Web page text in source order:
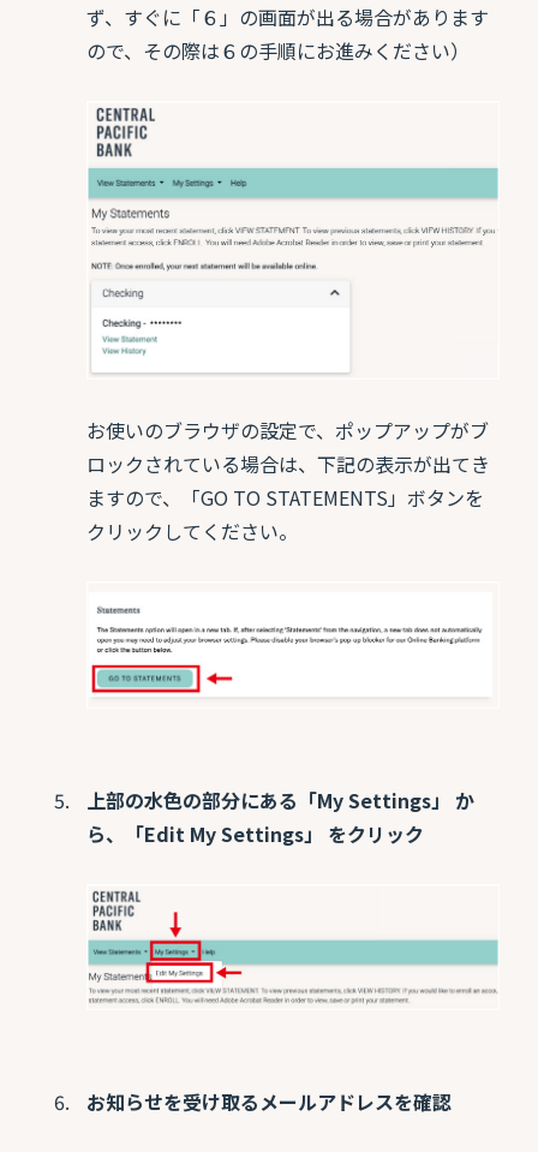
ず、すぐに「６」の画面が出る場合があります
ので、その際は６の手順にお進みください）
お使いのブラウザの設定で、ポップアップがブ
ロックされている場合は、下記の表示が出てき
ますので、「GO TO STATEMENTS」ボタンを
クリックしてください。
上部の水色の部分にある「My Settings」 か
ら、「Edit My Settings」 をクリック
お知らせを受け取るメールアドレスを確認